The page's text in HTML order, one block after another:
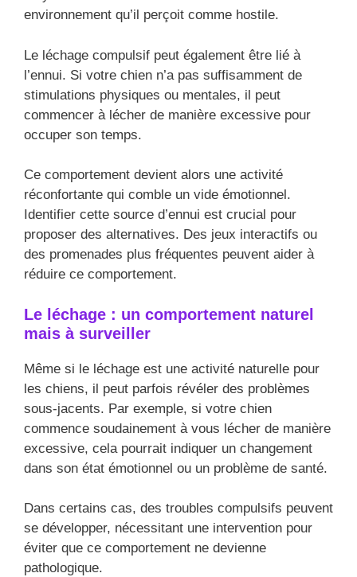
environnement qu’il perçoit comme hostile.
Le léchage compulsif peut également être lié à
l’ennui. Si votre chien n’a pas suffisamment de
stimulations physiques ou mentales, il peut
commencer à lécher de manière excessive pour
occuper son temps.
Ce comportement devient alors une activité
réconfortante qui comble un vide émotionnel.
Identifier cette source d’ennui est crucial pour
proposer des alternatives. Des jeux interactifs ou
des promenades plus fréquentes peuvent aider à
réduire ce comportement.
Le léchage : un comportement naturel
mais à surveiller
Même si le léchage est une activité naturelle pour
les chiens, il peut parfois révéler des problèmes
sous-jacents. Par exemple, si votre chien
commence soudainement à vous lécher de manière
excessive, cela pourrait indiquer un changement
dans son état émotionnel ou un problème de santé.
Dans certains cas, des troubles compulsifs peuvent
se développer, nécessitant une intervention pour
éviter que ce comportement ne devienne
pathologique.